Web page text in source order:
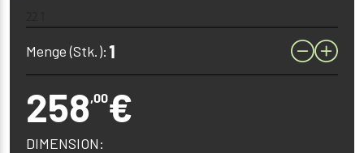
Menge (Stk.):
258,00€
DIMENSION: